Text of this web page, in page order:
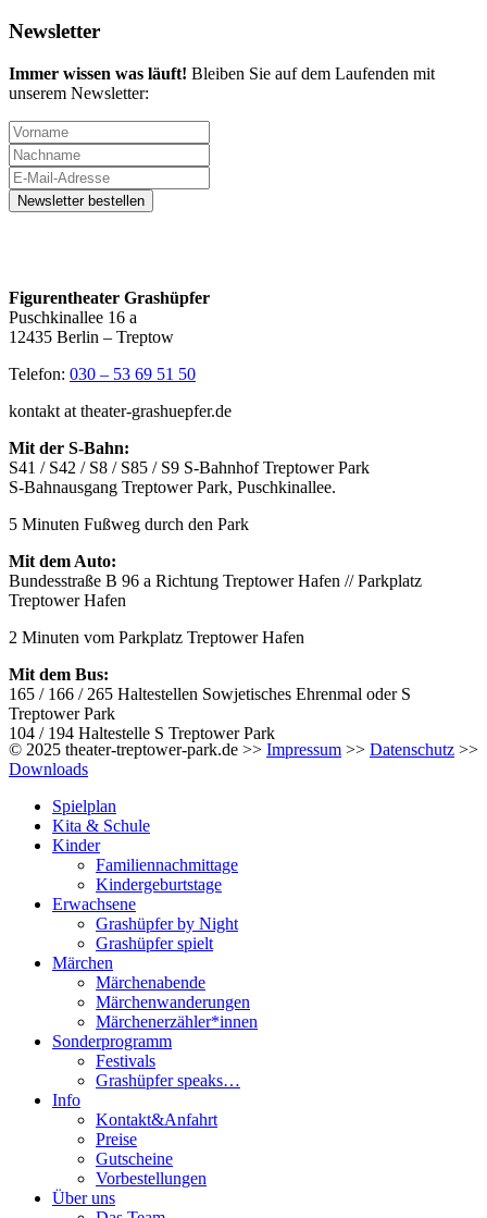
Newsletter
Immer wissen was läuft! Bleiben Sie auf dem Laufenden mit
unserem Newsletter:
Figurentheater Grashüpfer
Puschkinallee 16 a
12435 Berlin – Treptow
Telefon: 030 – 53 69 51 50
kontakt at theater-grashuepfer.de
Mit der S-Bahn:
S41 / S42 / S8 / S85 / S9 S-Bahnhof Treptower Park
S-Bahnausgang Treptower Park, Puschkinallee.
5 Minuten Fußweg durch den Park
Mit dem Auto:
Bundesstraße B 96 a Richtung Treptower Hafen // Parkplatz
Treptower Hafen
2 Minuten vom Parkplatz Treptower Hafen
Mit dem Bus:
165 / 166 / 265 Haltestellen Sowjetisches Ehrenmal oder S
Treptower Park
104 / 194 Haltestelle S Treptower Park
© 2025 theater-treptower-park.de >> Impressum >> Datenschutz >>
Downloads
Spielplan
Kita & Schule
Kinder
Familiennachmittage
Kindergeburtstage
Erwachsene
Grashüpfer by Night
Grashüpfer spielt
Märchen
Märchenabende
Märchenwanderungen
Märchenerzähler*innen
Sonderprogramm
Festivals
Grashüpfer speaks…
Info
Kontakt&Anfahrt
Preise
Gutscheine
Vorbestellungen
Über uns